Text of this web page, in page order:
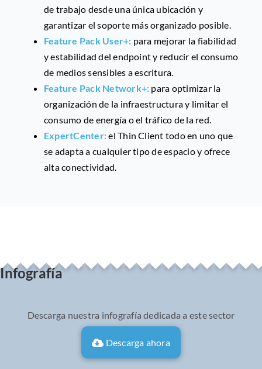
de trabajo desde una única ubicación y
garantizar el soporte más organizado posible.
Feature Pack User+: para mejorar la fiabilidad
y estabilidad del endpoint y reducir el consumo
de medios sensibles a escritura.
Feature Pack Network+: para optimizar la
organización de la infraestructura y limitar el
consumo de energía o el tráfico de la red.
ExpertCenter:el Thin Client todo en uno que
se adapta a cualquier tipo de espacio y ofrece
alta conectividad.
Infografía
Descarga nuestra infografía dedicada a este sector
Descarga ahora